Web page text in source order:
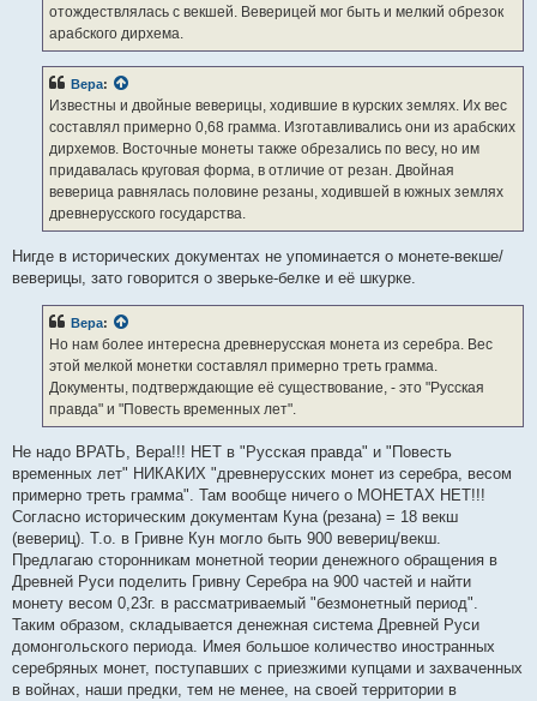
отождествлялась с векшей. Веверицей мог быть и мелкий обрезок
арабского дирхема.
Вера:
Известны и двойные веверицы, ходившие в курских землях. Их вес
составлял примерно 0,68 грамма. Изготавливались они из арабских
дирхемов. Восточные монеты также обрезались по весу, но им
придавалась круговая форма, в отличие от резан. Двойная
веверица равнялась половине резаны, ходившей в южных землях
древнерусского государства.
Нигде в исторических документах не упоминается о монете-векше/
веверицы, зато говорится о зверьке-белке и её шкурке.
Вера:
Но нам более интересна древнерусская монета из серебра. Вес
этой мелкой монетки составлял примерно треть грамма.
Документы, подтверждающие её существование, - это "Русская
правда" и "Повесть временных лет".
Не надо ВРАТЬ, Вера!!! НЕТ в "Русская правда" и "Повесть
временных лет" НИКАКИХ "древнерусских монет из серебра, весом
примерно треть грамма". Там вообще ничего о МОНЕТАХ НЕТ!!!
Согласно историческим документам Куна (резана) = 18 векш
(вевериц). Т.о. в Гривне Кун могло быть 900 вевериц/векш.
Предлагаю сторонникам монетной теории денежного обращения в
Древней Руси поделить Гривну Серебра на 900 частей и найти
монету весом 0,23г. в рассматриваемый "безмонетный период".
Таким образом, складывается денежная система Древней Руси
домонгольского периода. Имея большое количество иностранных
серебряных монет, поступавших с приезжими купцами и захваченных
в войнах, наши предки, тем не менее, на своей территории в